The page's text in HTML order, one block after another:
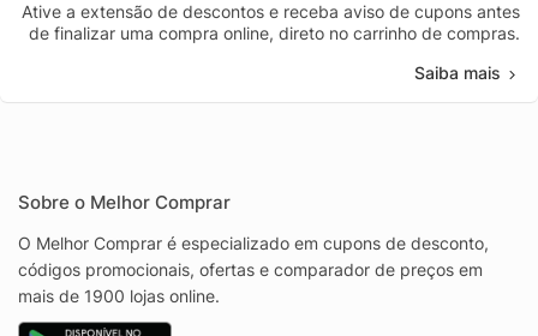
Ative a extensão de descontos e receba aviso de cupons antes
de finalizar uma compra online, direto no carrinho de compras.
Saiba mais
Sobre o Melhor Comprar
O Melhor Comprar é especializado em cupons de desconto,
códigos promocionais, ofertas e comparador de preços em
mais de 1900 lojas online.